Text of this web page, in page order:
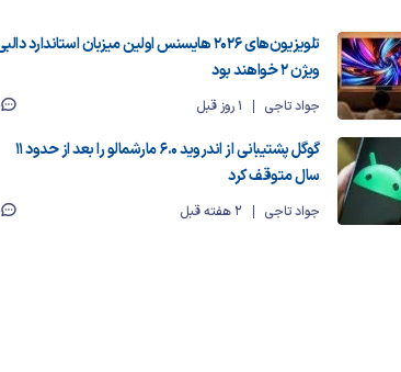
تلویزیون‌های ۲۰۲۶ هایسنس اولین میزبان استاندارد
ویژن ۲ خواهند بود
جواد تاجی 1 روز قبل
گوگل پشتیبانی از اندروید ۶.۰ مارشمالو را بعد از حدود ۱۱
سال متوقف کرد
جواد تاجی 2 هفته قبل